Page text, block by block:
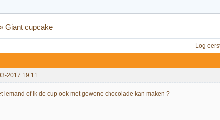
»Giant cupcake
Log
2017 19:11
iemand of ik de cup ook met gewone chocolade kan maken ?